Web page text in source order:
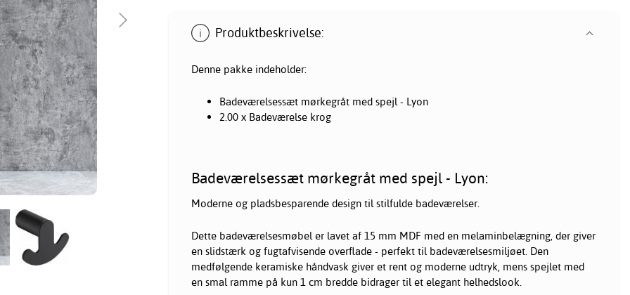
Produktbeskrivelse:
Denne pakke indeholder:
Badeværelsessæt mørkegråt med spejl - Lyon
2.00 x Badeværelse krog
Badeværelsessæt mørkegråt med spejl - Lyon:
Moderne og pladsbesparende design til stilfulde badeværelser.
Dette badeværelsesmøbel er lavet af 15 mm MDF med en melaminbelægning, der giver
en slidstærk og fugtafvisende overflade - perfekt til badeværelsesmiljøet. Den
medfølgende keramiske håndvask giver et rent og moderne udtryk, mens spejlet med
en smal ramme på kun 1 cm bredde bidrager til et elegant helhedslook.